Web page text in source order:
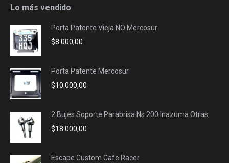
opens
new
window
opens
new
window
opens
new
window
opens
new
window
Lo más vendido
Porta Patente Vieja NO Mercosur
$8.000,00
Porta Patente Mercosur
$10.000,00
2 Bujes Soporte Parabrisa Ns 200 Inazuma Otras
$18.000,00
Escape Custom Cafe Racer